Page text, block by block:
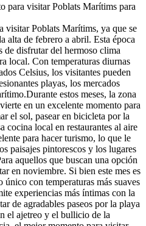
para visitar Poblats Marítims para
visitar Poblats Marítims, ya que se
alta de febrero a abril. Esta época
de disfrutar del hermoso clima
local. Con temperaturas diurnas
Celsius, los visitantes pueden
playas, los mercados
estos meses, la zona
en un excelente momento para
el sol, pasear en bicicleta por la
cocina local en restaurantes al aire
para hacer turismo, lo que le
paisajes pintorescos y los lugares
aquellos que buscan una opción
en noviembre. Si bien este mes es
con temperaturas más suaves
experiencias más íntimas con la
de agradables paseos por la playa
el ajetreo y el bullicio de la